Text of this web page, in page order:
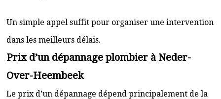
Un simple appel suffit pour organiser une intervention
dans les meilleurs délais.
Prix d’un dépannage plombier à Neder-
Over-Heembeek
Le prix d’un dépannage dépend principalement de la